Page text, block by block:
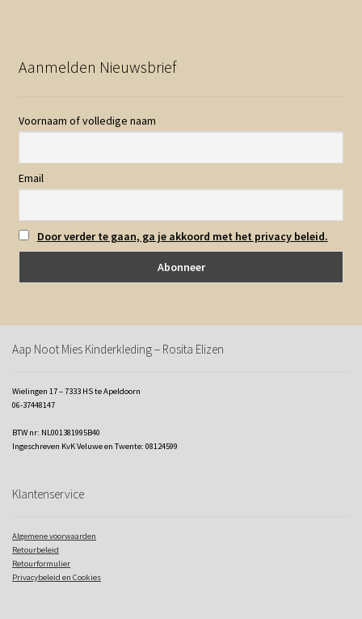
Aanmelden Nieuwsbrief
Voornaam of volledige naam
Email
Door verder te gaan, ga je akkoord met het privacy beleid.
Aap Noot Mies Kinderkleding – Rosita Elizen
Wielingen 17 – 7333 HS te Apeldoorn
06-37448147
BTW nr: NL001381995B40
Ingeschreven KvK Veluwe en Twente: 08124599
Klantenservice
Algemene voorwaarden
Retourbeleid
Retourformulier
Privacybeleid en Cookies